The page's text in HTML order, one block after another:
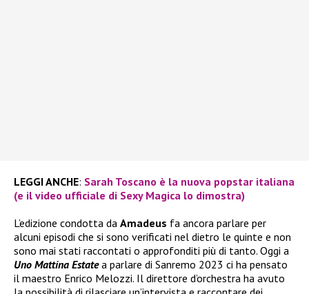
LEGGI ANCHE: Sarah Toscano è la nuova popstar italiana
(e il video ufficiale di Sexy Magica lo dimostra)
L’edizione condotta da Amadeus fa ancora parlare per
alcuni episodi che si sono verificati nel dietro le quinte e non
sono mai stati raccontati o approfonditi più di tanto. Oggi a
Uno Mattina Estatea parlare di Sanremo 2023 ci ha pensato
il maestro Enrico Melozzi. Il direttore d’orchestra ha avuto